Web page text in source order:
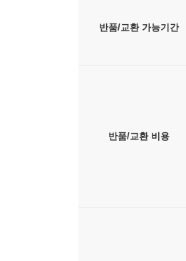
반품/교환 가능기간
반품/교환 비용